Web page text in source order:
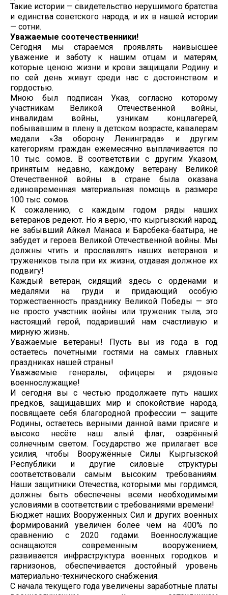
Такие истории — свидетельство нерушимого братства
и единства советского народа, и их в нашей истории
— сотни.
Уважаемые соотечественники!
Сегодня мы стараемся проявлять наивысшее
уважение и заботу к нашим отцам и матерям,
которые ценою жизни и крови защищали Родину и
по сей день живут среди нас с достоинством и
гордостью.
Мною был подписан Указ, согласно которому
участникам Великой Отечественной войны,
инвалидам войны, узникам концлагерей,
побывавшим в плену в детском возрасте, кавалерам
медали «За оборону Ленинграда» и другим
категориям граждан ежемесячно выплачивается по
10 тыс. сомов. В соответствии с другим Указом,
принятым недавно, каждому ветерану Великой
Отечественной войны в стране была оказана
единовременная материальная помощь в размере
100 тыс. сомов.
К сожалению, с каждым годом ряды наших
ветеранов редеют. Но я верю, что кыргызский народ,
не забывший Айкөл Манаса и Барсбека-баатыра, не
забудет и героев Великой Отечественной войны. Мы
должны чтить и прославлять наших ветеранов и
тружеников тыла при их жизни, отдавая должное их
подвигу!
Каждый ветеран, сидящий здесь с орденами и
медалями на груди и придающий особую
торжественность празднику Великой Победы — это
не просто участник войны или труженик тыла, это
настоящий герой, подаривший нам счастливую и
мирную жизнь.
Уважаемые ветераны! Пусть вы из года в год
остаетесь почетными гостями на самых главных
праздниках нашей страны!
Уважаемые генералы, офицеры и рядовые
военнослужащие!
И сегодня вы с честью продолжаете путь наших
предков, защищавших мир и спокойствие народа,
посвящаете себя благородной профессии — защите
Родины, остаетесь верными данной вами присяге и
высоко несёте наш алый флаг, озарённый
солнечным светом. Государство же прилагает все
усилия, чтобы Вооружённые Силы Кыргызской
Республики и другие силовые структуры
соответствовали самым высоким требованиям.
Наши защитники Отечества, которыми мы гордимся,
должны быть обеспечены всеми необходимыми
условиями в соответствии с требованиями времени!
Бюджет наших Вооруженных Сил и других военных
формирований увеличен более чем на 400% по
сравнению с 2020 годами. Военнослужащие
оснащаются современным вооружением,
развивается инфраструктура военных городков и
гарнизонов, обеспечивается достойный уровень
материально-технического снабжения.
С начала текущего года увеличены заработные платы